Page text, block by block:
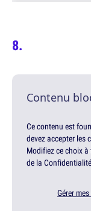
Contenu
Ce contenu est
devez accepter les
Modifiez ce choix
de la
Gérer